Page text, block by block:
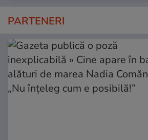
PARTENERI